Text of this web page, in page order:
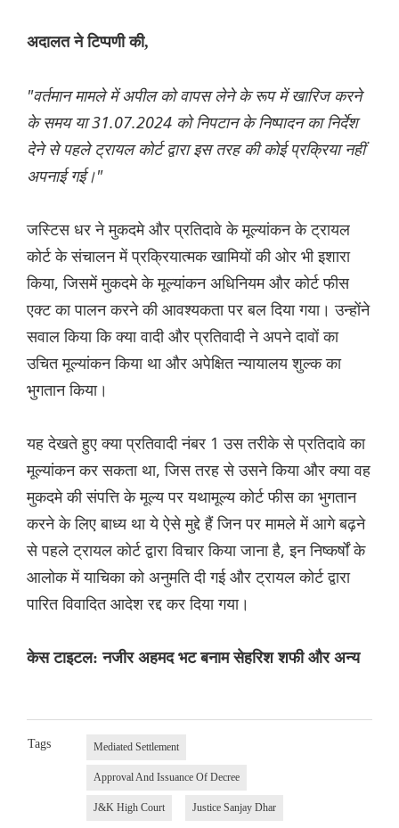
अदालत ने टिप्पणी की,
"वर्तमान मामले में अपील को वापस लेने के रूप में खारिज करने
के समय या 31.07.2024 को निपटान के निष्पादन का निर्देश
देने से पहले ट्रायल कोर्ट द्वारा इस तरह की कोई प्रक्रिया नहीं
अपनाई गई।"
जस्टिस धर ने मुकदमे और प्रतिदावे के मूल्यांकन के ट्रायल
कोर्ट के संचालन में प्रक्रियात्मक खामियों की ओर भी इशारा
किया, जिसमें मुकदमे के मूल्यांकन अधिनियम और कोर्ट फीस
एक्ट का पालन करने की आवश्यकता पर बल दिया गया। उन्होंने
सवाल किया कि क्या वादी और प्रतिवादी ने अपने दावों का
उचित मूल्यांकन किया था और अपेक्षित न्यायालय शुल्क का
भुगतान किया।
यह देखते हुए क्या प्रतिवादी नंबर 1 उस तरीके से प्रतिदावे का
मूल्यांकन कर सकता था, जिस तरह से उसने किया और क्या वह
मुकदमे की संपत्ति के मूल्य पर यथामूल्य कोर्ट फीस का भुगतान
करने के लिए बाध्य था ये ऐसे मुद्दे हैं जिन पर मामले में आगे बढ़ने
से पहले ट्रायल कोर्ट द्वारा विचार किया जाना है, इन निष्कर्षों के
आलोक में याचिका को अनुमति दी गई और ट्रायल कोर्ट द्वारा
पारित विवादित आदेश रद्द कर दिया गया।
केस टाइटल: नजीर अहमद भट बनाम सेहरिश शफी और अन्य
Tags Mediated Settlement
Approval And Issuance Of Decree
J&K High Court Justice Sanjay Dhar